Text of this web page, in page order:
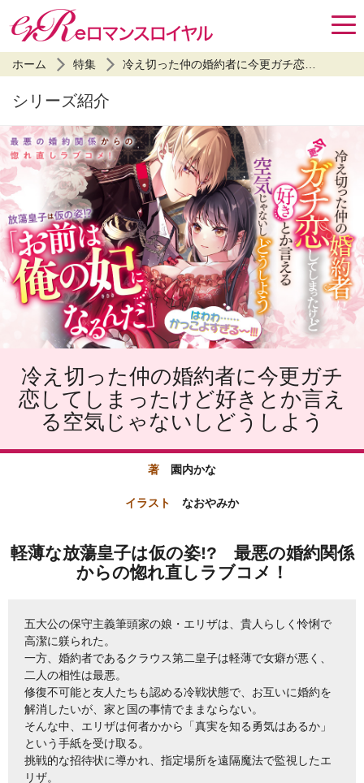
ホーム 特集
シリーズ紹介
冷え切った仲の婚約者に今更ガチ
恋してしまったけど好きとか言え
る空気じゃないしどうしよう
著 園内かな
イラスト なおやみか
軽薄な放蕩皇子は仮の姿!? 最悪の婚約関係
からの惚れ直しラブコメ！
五大公の保守主義筆頭家の娘・エリザは、貴人らしく怜悧で
高潔に躾られた。
一方、婚約者であるクラウス第二皇子は軽薄で女癖が悪く、
二人の相性は最悪。
修復不可能と友人たちも認める冷戦状態で、お互いに婚約を
解消したいが、家と国の事情でままならない。
そんな中、エリザは何者かから「真実を知る勇気はあるか」
という手紙を受け取る。
挑戦的な招待状に導かれ、指定場所を遠隔魔法で監視したエ
リザ。